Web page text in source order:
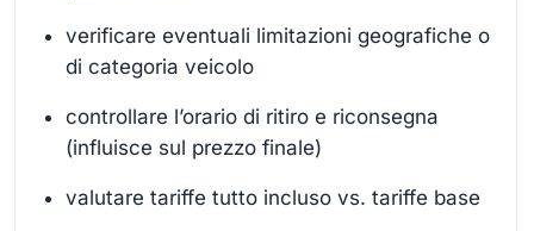
verificare eventuali limitazioni geografiche o
di categoria veicolo
controllare l’orario di ritiro e riconsegna
(influisce sul prezzo finale)
valutare tariffe tutto incluso vs. tariffe base